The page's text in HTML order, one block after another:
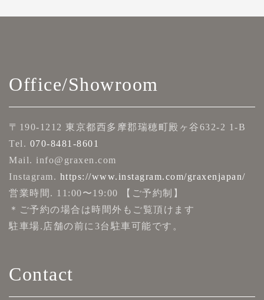
Office/Showroom
〒190-1212 東京都西多摩郡瑞穂町殿ヶ谷632-2 1-B
Tel. 070-8481-8601
Mail. info@graxen.com
Instagram. https://www.instagram.com/graxenjapan/
営業時間. 11:00〜19:00 【ご予約制】
＊ご予約の場合は時間外もご覧頂けます
駐車場.店舗の前に3台駐車可能です。
Contact